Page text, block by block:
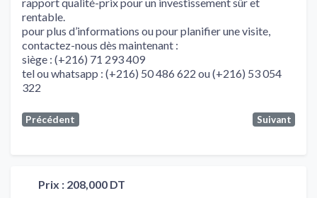
rentable.
pour plus d’informations ou pour planifier une visite,
contactez-nous dès maintenant :
siège : (+216) 71 293 409
tel ou whatsapp : (+216) 50 486 622 ou (+216) 53 054
322
Précédent Suivant
Prix : 208,000 DT